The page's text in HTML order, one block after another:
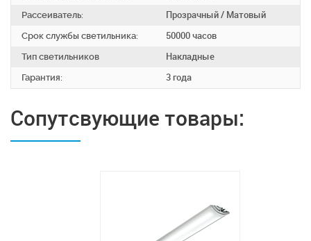
Рассеиватель:
Прозрачный / Матовый
Срок службы светильника:
50000 часов
Тип светильников
Накладные
Гарантия:
3 года
Сопутсвующие товары: